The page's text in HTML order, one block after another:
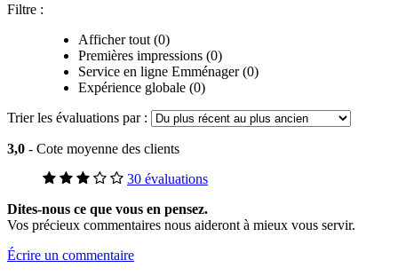
Filtre :
Afficher tout (0)
Premières impressions (0)
Service en ligne Emménager (0)
Expérience globale (0)
Trier les évaluations par :
3,0 - Cote moyenne des clients
30 évaluations
Dites-nous ce que vous en pensez.
Vos précieux commentaires nous aideront à mieux vous servir.
Écrire un commentaire